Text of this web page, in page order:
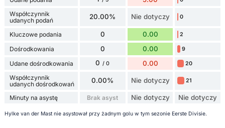
Współczynnik
udanych podań
20.00% Nie dotyczy 0
Kluczowe podania 0 0.00 2
Dośrodkowania 0 0.00 9
Udane dośrodkowania 0 / 0 0.00 20
Współczynnik
udanych dośrodkowań
0.00% Nie dotyczy 21
Minuty na asystę Brak asyst Nie dotyczy Nie dotyczy
Hylke van der Mast nie asystował przy żadnym golu w tym sezonie Eerste Divisie.